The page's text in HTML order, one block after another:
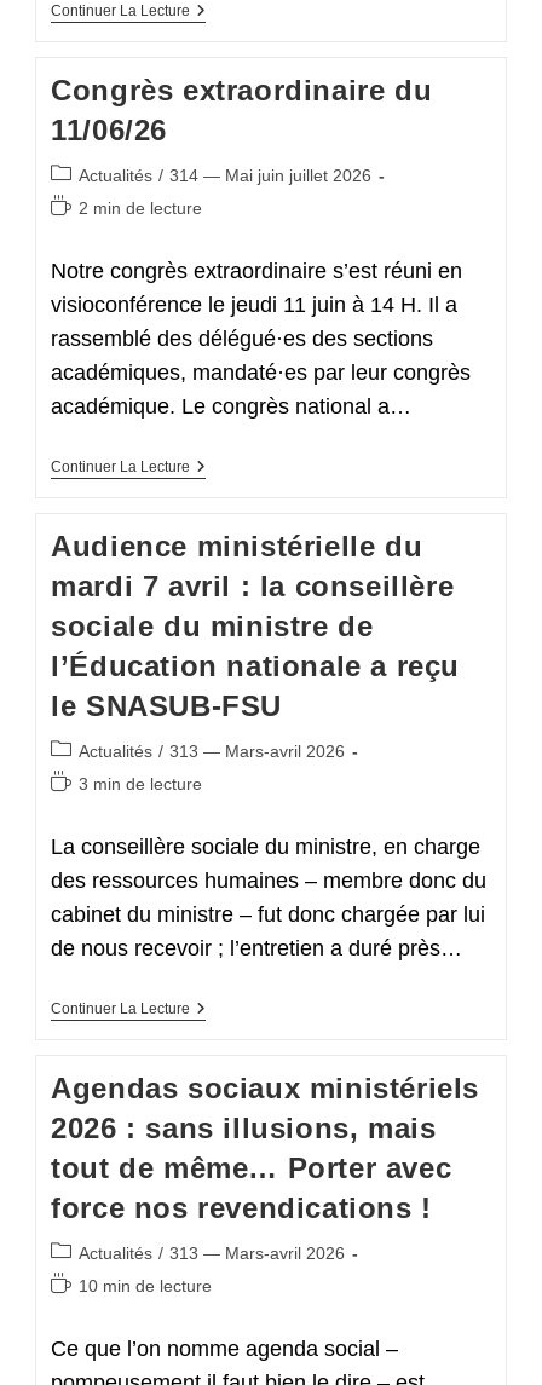
Continuer La Lecture Un
Demi-
Mise
En
Place
À
Un
Euro
Congrès extraordinaire du
11/06/26
Post
category:
Actualités / 314 — Mai juin juillet 2026
Temps2 min de lecture
Notre congrès extraordinaire s’est réuni en
visioconférence le jeudi 11 juin à 14 H. Il a
rassemblé des délégué·es des sections
académiques, mandaté·es par leur congrès
académique. Le congrès national a…
Continuer La Lecture Congrès
Audience ministérielle du
mardi 7 avril : la conseillère
sociale du ministre de
l’Éducation nationale a reçu
le SNASUB-FSU
Post
category:
Actualités / 313 — Mars-avril 2026
Temps3 min de lecture
La conseillère sociale du ministre, en charge
des ressources humaines – membre donc du
cabinet du ministre – fut donc chargée par lui
de nous recevoir ; l’entretien a duré près…
Continuer La Lecture Audience
7
La
Conseillère
Sociale
Du
Ministre
De
Nationale
A
FSU
Agendas sociaux ministériels
2026 : sans illusions, mais
tout de même… Porter avec
force nos revendications !
Post
category:
Actualités / 313 — Mars-avril 2026
Temps10 min de lecture
Ce que l’on nomme agenda social –